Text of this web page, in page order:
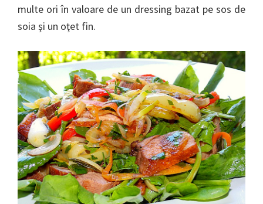
multe ori în valoare de un dressing bazat pe sos de
soia şi un oţet fin.